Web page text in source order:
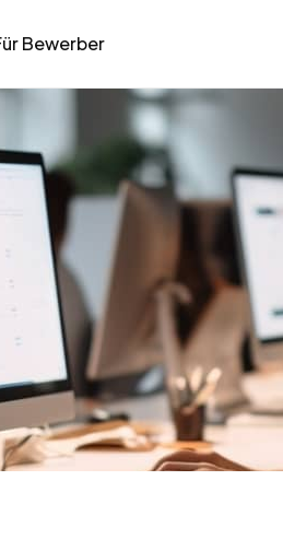
Bewerber